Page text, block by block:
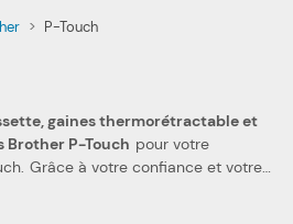
> P-Touch
gaines thermorétractable et
Brother P-Touch pour votre
votre
vous offrir